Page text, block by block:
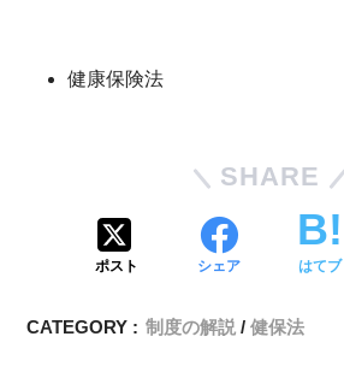
健康保険法
SHARE
ポスト シェア はてブ
CATEGORY : 制度の解説 健保法